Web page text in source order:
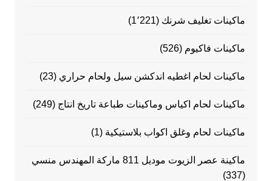
ماكينات تغليف شرنك (1٬221)
ماكينات فاكيوم (526)
ماكينات لحام اغطيه اندكشن سيل ولحام حراري (23)
ماكينات لحام اكياس وماكينات طباعة تاريخ انتاج (249)
ماكينات لحام وغلق اكواب بلاستيكية (1)
ماكينة عصر الزيوت موديل 811 ماركة المهندس منسي
(337)